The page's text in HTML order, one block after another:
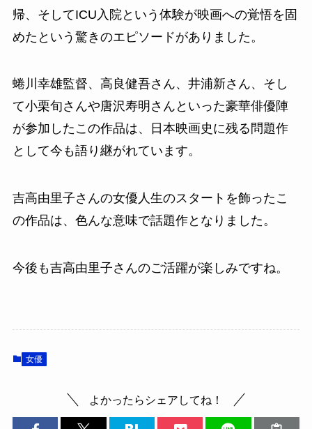
帰、そしてICU入院という体験が映画への覚悟を固
めたという驚きのエピソードがありました。
蜷川幸雄監督、高良健吾さん、井浦新さん、そし
て小栗旬さんや唐沢寿明さんといった豪華俳優陣
が参加したこの作品は、日本映画史に残る問題作
として今も語り継がれています。
吉高由里子さんの女優人生のスタートを飾ったこ
の作品は、色んな意味で話題作となりました。
今後も吉高由里子さんのご活躍が楽しみですね。
女優
よかったらシェアしてね！